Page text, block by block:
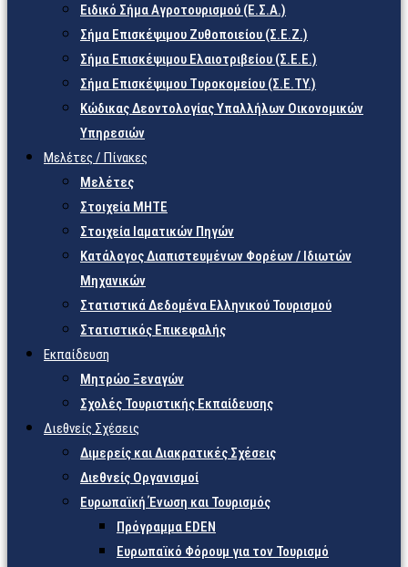
Ειδικό Σήμα Αγροτουρισμού (Ε.Σ.Α.)
Σήμα Επισκέψιμου Ζυθοποιείου (Σ.Ε.Ζ.)
Σήμα Επισκέψιμου Ελαιοτριβείου (Σ.Ε.Ε.)
Σήμα Επισκέψιμου Τυροκομείου (Σ.Ε.TY.)
Κώδικας Δεοντολογίας Υπαλλήλων Οικονομικών
Υπηρεσιών
Μελέτες / Πίνακες
Μελέτες
Στοιχεία ΜΗΤΕ
Στοιχεία Ιαματικών Πηγών
Κατάλογος Διαπιστευμένων Φορέων / Ιδιωτών
Μηχανικών
Στατιστικά Δεδομένα Ελληνικού Τουρισμού
Στατιστικός Επικεφαλής
Εκπαίδευση
Μητρώο Ξεναγών
Σχολές Τουριστικής Εκπαίδευσης
Διεθνείς Σχέσεις
Διμερείς και Διακρατικές Σχέσεις
Διεθνείς Οργανισμοί
Ευρωπαϊκή Ένωση και Τουρισμός
Πρόγραμμα EDEN
Ευρωπαϊκό Φόρουμ για τον Τουρισμό